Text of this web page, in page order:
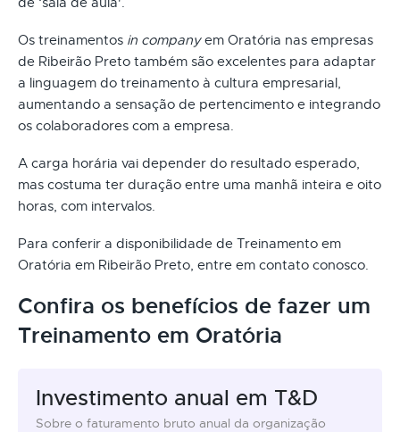
Os treinamentos in companyem Oratória nas empresas
de Ribeirão Preto também são excelentes para adaptar
a linguagem do treinamento à cultura empresarial,
aumentando a sensação de pertencimento e integrando
os colaboradores com a empresa.
A carga horária vai depender do resultado esperado,
mas costuma ter duração entre uma manhã inteira e oito
horas, com intervalos.
Para conferir a disponibilidade de Treinamento em
Oratória em Ribeirão Preto, entre em contato conosco.
Confira os benefícios de fazer um
Treinamento em Oratória
Investimento anual em T&D
Sobre o faturamento bruto anual da organização